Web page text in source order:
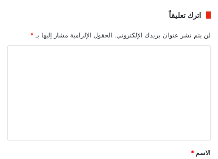
اترك تعليقاً
لن يتم نشر عنوان بريدك الإلكتروني. الحقول الإلزامية مشار إليها بـ *
ق
*
الاسم *